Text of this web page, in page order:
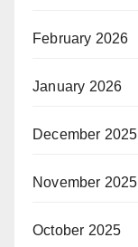
February 2026
January 2026
December 2025
November 2025
October 2025